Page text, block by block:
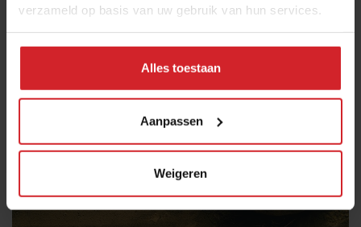
verzameld op basis van uw gebruik van hun services.
Alles toestaan
Aanpassen
Weigeren
6 maart 2012| 1 min